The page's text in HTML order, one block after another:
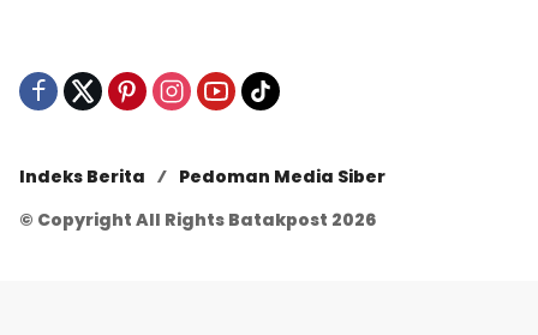
Indeks Berita
Pedoman Media Siber
© Copyright All Rights Batakpost 2026